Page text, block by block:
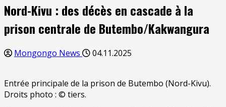
Nord-Kivu : des décès en cascade à la
prison centrale de Butembo/Kakwangura
Mongongo News 04.11.2025
Entrée principale de la prison de Butembo (Nord-Kivu).
Droits photo : © tiers.